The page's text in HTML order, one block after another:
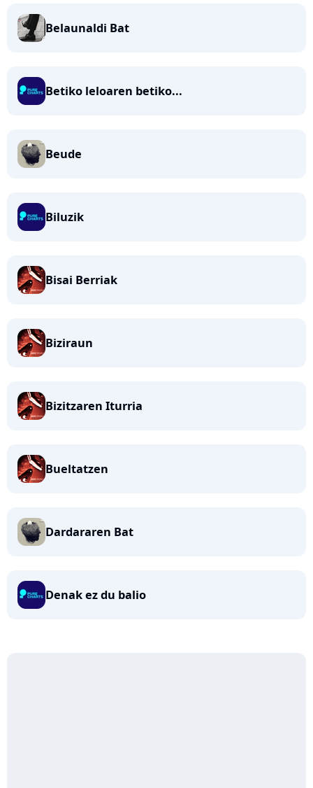
Belaunaldi Bat
Betiko leloaren betiko...
Beude
Biluzik
Bisai Berriak
Biziraun
Bizitzaren Iturria
Bueltatzen
Dardararen Bat
Denak ez du balio